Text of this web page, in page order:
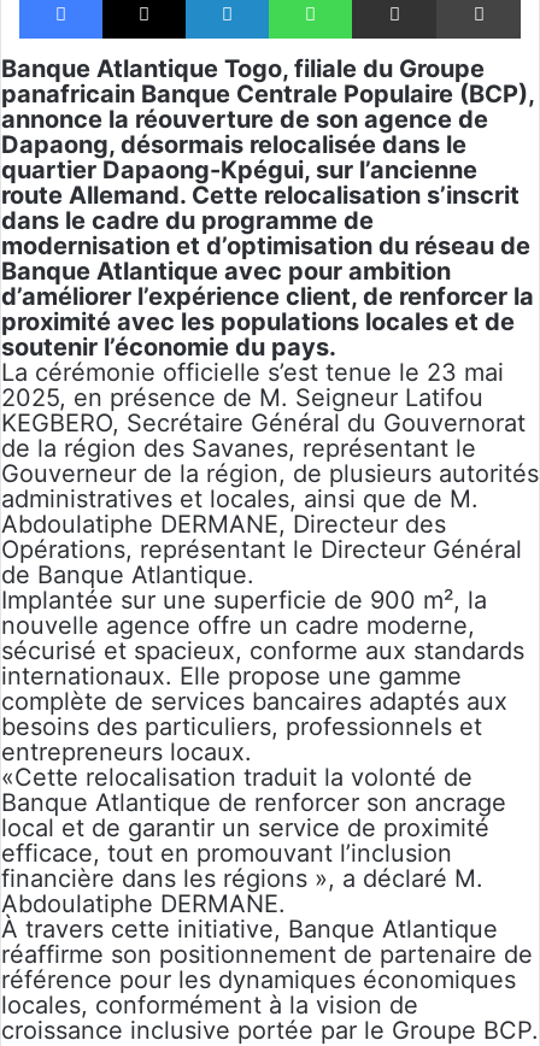
Banque Atlantique Togo, filiale du Groupe
panafricain Banque Centrale Populaire (BCP),
annonce la réouverture de son agence de
Dapaong, désormais relocalisée dans le
quartier Dapaong-Kpégui, sur l’ancienne
route Allemand. Cette relocalisation s’inscrit
dans le cadre du programme de
modernisation et d’optimisation du réseau de
Banque Atlantique avec pour ambition
d’améliorer l’expérience client, de renforcer la
proximité avec les populations locales et de
soutenir l’économie du pays.
La cérémonie officielle s’est tenue le 23 mai
2025, en présence de M. Seigneur Latifou
KEGBERO, Secrétaire Général du Gouvernorat
de la région des Savanes, représentant le
Gouverneur de la région, de plusieurs autorités
administratives et locales, ainsi que de M.
Abdoulatiphe DERMANE, Directeur des
Opérations, représentant le Directeur Général
de Banque Atlantique.
Implantée sur une superficie de 900 m², la
nouvelle agence offre un cadre moderne,
sécurisé et spacieux, conforme aux standards
internationaux. Elle propose une gamme
complète de services bancaires adaptés aux
besoins des particuliers, professionnels et
entrepreneurs locaux.
«Cette relocalisation traduit la volonté de
Banque Atlantique de renforcer son ancrage
local et de garantir un service de proximité
efficace, tout en promouvant l’inclusion
financière dans les régions », a déclaré M.
Abdoulatiphe DERMANE.
À travers cette initiative, Banque Atlantique
réaffirme son positionnement de partenaire de
référence pour les dynamiques économiques
locales, conformément à la vision de
croissance inclusive portée par le Groupe BCP.